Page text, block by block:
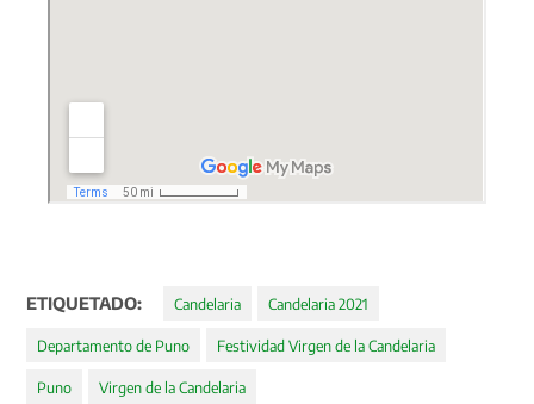
ETIQUETADO: Candelaria Candelaria 2021
Departamento de Puno Festividad Virgen de la Candelaria
Puno Virgen de la Candelaria